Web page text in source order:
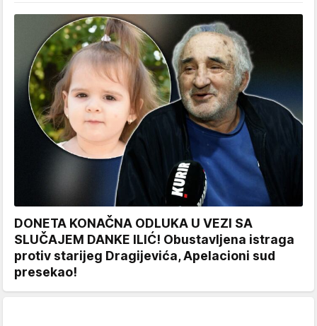
DONETA KONAČNA ODLUKA U VEZI SA
SLUČAJEM DANKE ILIĆ! Obustavljena istraga
protiv starijeg Dragijevića, Apelacioni sud
presekao!